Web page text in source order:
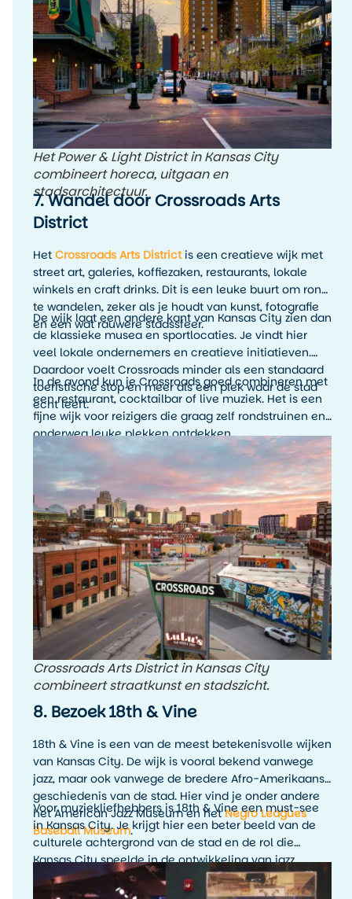
Het Power & Light District in Kansas City
combineert horeca, uitgaan en
stadsarchitectuur.
7. Wandel door Crossroads Arts
District
Het Crossroads Arts Districtis een creatieve wijk met
street art, galeries, koffiezaken, restaurants, lokale
winkels en craft drinks. Dit is een leuke buurt om rond
te wandelen, zeker als je houdt van kunst, fotografie
en een wat rauwere stadssfeer.
De wijk laat een andere kant van Kansas City zien dan
de klassieke musea en sportlocaties. Je vindt hier
veel lokale ondernemers en creatieve initiatieven.
Daardoor voelt Crossroads minder als een standaard
toeristische stop en meer als een plek waar de stad
echt leeft.
In de avond kun je Crossroads goed combineren met
een restaurant, cocktailbar of live muziek. Het is een
fijne wijk voor reizigers die graag zelf rondstruinen en
onderweg leuke plekken ontdekken.
Crossroads Arts District in Kansas City
combineert straatkunst en stadszicht.
8. Bezoek 18th & Vine
18th & Vine is een van de meest betekenisvolle wijken
van Kansas City. De wijk is vooral bekend vanwege
jazz, maar ook vanwege de bredere Afro-Amerikaanse
geschiedenis van de stad. Hier vind je onder andere
het American Jazz Museum en hetNegro Leagues
Baseball Museum.
Voor muziekliefhebbers is 18th & Vine een must-see
in Kansas City. Je krijgt hier een beter beeld van de
culturele achtergrond van de stad en de rol die
Kansas City speelde in de ontwikkeling van jazz.
Combineer een museumbezoek bij voorkeur met live
muziek in de avond, zodat de geschiedenis ook echt